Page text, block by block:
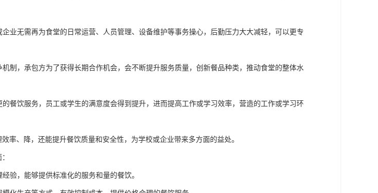
业无需再为食堂的日常运营、人员管理、设备维护等事务操心，后勤压力大大减轻，可以更专
制，承包方为了获得长期合作机会，会不断提升服务质量，创新餐品种类，推动食堂的整体水
餐饮服务，员工或学生的满意度会得到提升，进而提高工作或学习效率，营造的工作或学习环
率、降，还能提升餐饮质量和安全性，为学校或企业带来多方面的益处。
验，能够提供标准化的服务和量的餐饮。